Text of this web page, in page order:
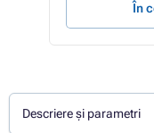
În
Descriere și parametri